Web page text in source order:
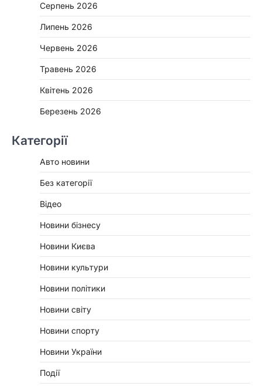
Серпень 2026
Липень 2026
Червень 2026
Травень 2026
Квітень 2026
Березень 2026
Категорії
Авто новини
Без категорії
Відео
Новини бізнесу
Новини Києва
Новини культури
Новини політики
Новини світу
Новини спорту
Новини України
Події